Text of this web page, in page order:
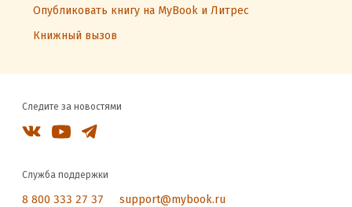
Опубликовать книгу на MyBook и Литрес
Книжный вызов
Следите за новостями
Служба поддержки
8 800 333 27 37 support@mybook.ru